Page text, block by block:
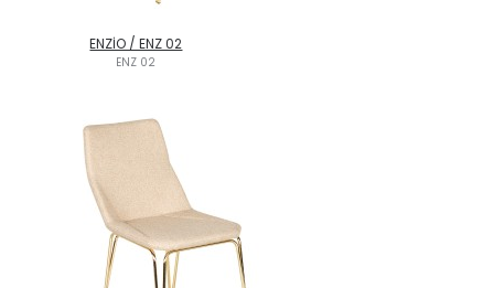
ENZİO / ENZ 02
ENZ 02